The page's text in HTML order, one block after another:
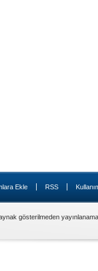
Ekle RSS
gösterilmeden